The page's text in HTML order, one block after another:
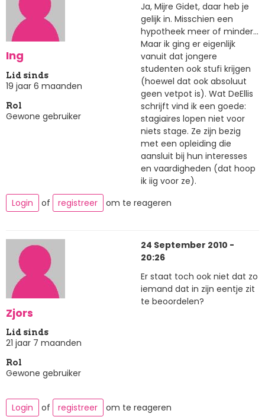
Ing
Lid sinds
19 jaar 6 maanden
Rol
Gewone gebruiker
Ja, Mijre Gidet, daar heb je
gelijk in. Misschien een
hypotheek meer of minder...
Maar ik ging er eigenlijk
vanuit dat jongere
studenten ook stufi krijgen
(hoewel dat ook absoluut
geen vetpot is). Wat DeEllis
schrijft vind ik een goede:
stagiaires lopen niet voor
niets stage. Ze zijn bezig
met een opleiding die
aansluit bij hun interesses
en vaardigheden (dat hoop
ik iig voor ze).
Login
of registreer om te reageren
Zjors
Lid sinds
21 jaar 7 maanden
Rol
Gewone gebruiker
24 September 2010 -
20:26
Er staat toch ook niet dat zo
iemand dat in zijn eentje zit
te beoordelen?
Login of registreer om te reageren